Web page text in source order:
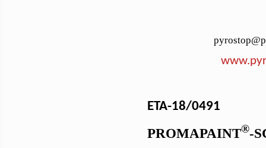
ETA-18/0491
PROMAPAINT®-